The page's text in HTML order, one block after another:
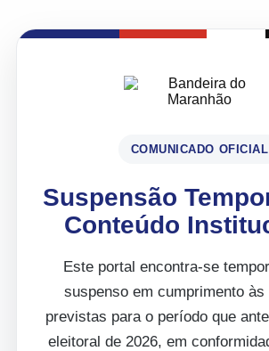
COMUNICADO OFICIAL
Suspensão
Conteúdo
Este portal encontra-se
suspenso em cumprimento
previstas para o período que
eleitoral de 2026, em